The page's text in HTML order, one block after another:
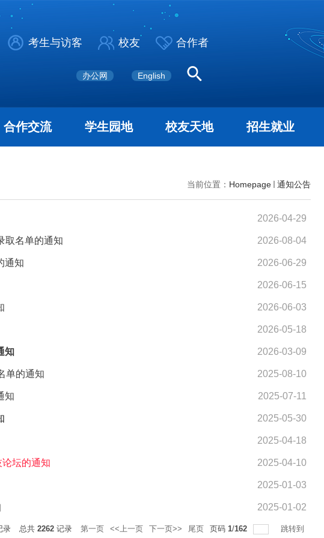
考生与访客 校友 合作者
办公网 English
合作交流 学生园地 校友天地 招生就业
当前位置： Homepage 通知公告
2026-04-29
取名单的通知 2026-08-04
通知 2026-06-29
2026-06-15
2026-06-03
2026-05-18
知 2026-03-09
单的通知 2025-08-10
知 2025-07-11
2025-05-30
2025-04-18
坛的通知 2025-04-10
2025-01-03
2025-01-02
录 总共 2262 记录 第一页 <<上一页 下一页>> 尾页 页码 1/162 跳转到